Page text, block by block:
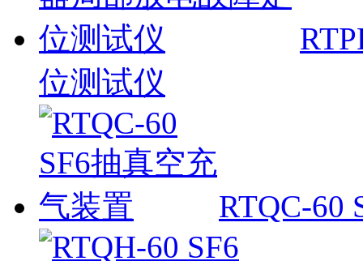
位测试仪
RTQC-60